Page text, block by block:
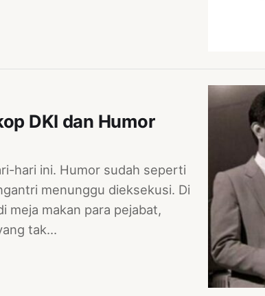
DKI dan Humor
hari ini. Humor sudah seperti
menunggu dieksekusi. Di
meja makan para pejabat,
tak…